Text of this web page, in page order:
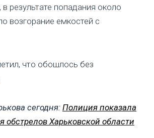
результате попадания около
возгорание емкостей с
что обошлось без
сегодня: Полиция показала
обстрелов Харьковской области